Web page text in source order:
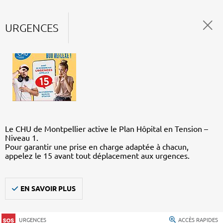
URGENCES
Le CHU de Montpellier active le Plan Hôpital en Tension –
Niveau 1.
Pour garantir une prise en charge adaptée à chacun,
appelez le 15 avant tout déplacement aux urgences.
EN SAVOIR PLUS
URGENCES ACCÈS RAPIDES